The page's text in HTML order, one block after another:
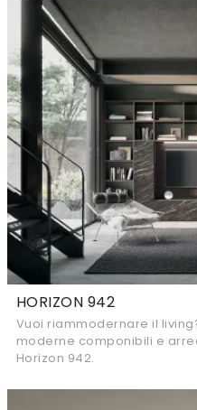
HORIZON 942
Vuoi riammodernare il
moderne componibili e
Horizon 942.